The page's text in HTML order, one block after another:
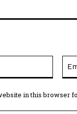
in this browser